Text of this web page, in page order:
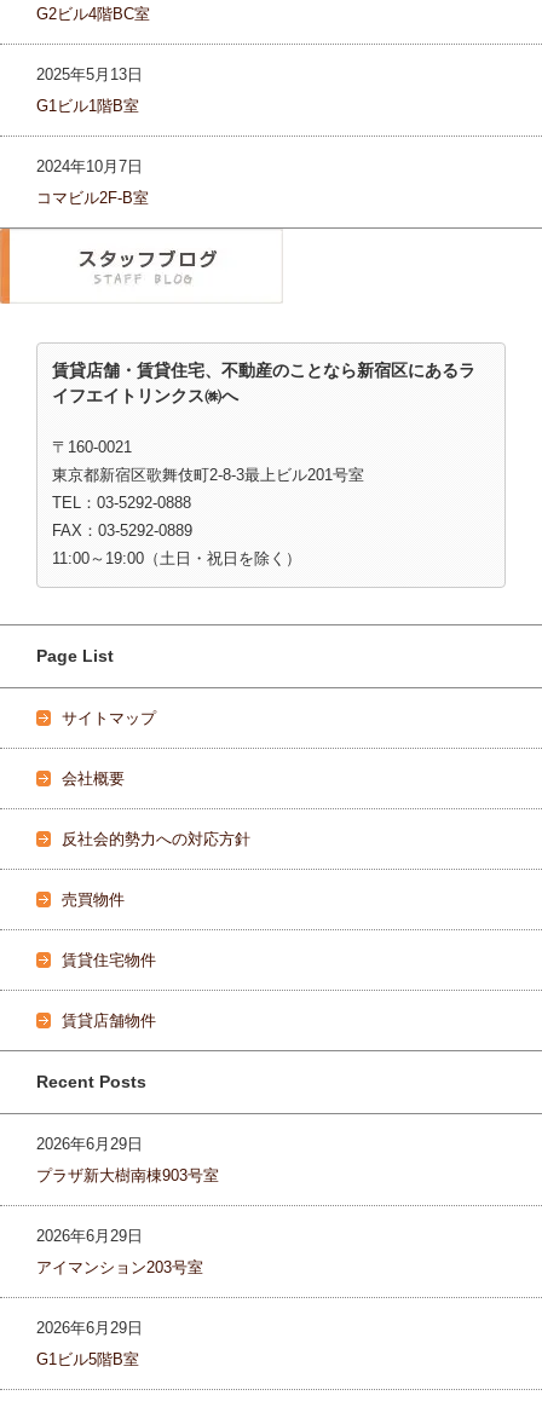
G2ビル4階BC室
2025年5月13日
G1ビル1階B室
2024年10月7日
コマビル2F-B室
賃貸店舗・賃貸住宅、不動産のことなら新宿区にあるラ
イフエイトリンクス㈱へ
〒160-0021
東京都新宿区歌舞伎町2-8-3最上ビル201号室
TEL：03-5292-0888
FAX：03-5292-0889
11:00～19:00（土日・祝日を除く）
Page List
サイトマップ
会社概要
反社会的勢力への対応方針
売買物件
賃貸住宅物件
賃貸店舗物件
Recent Posts
2026年6月29日
プラザ新大樹南棟903号室
2026年6月29日
アイマンション203号室
2026年6月29日
G1ビル5階B室